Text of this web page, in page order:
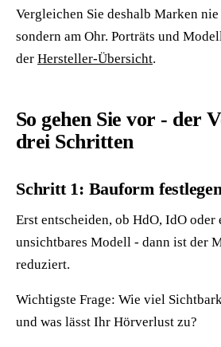
Vergleichen Sie deshalb Marken
sondern am Ohr. Porträts und
der Hersteller-Übersicht.
So gehen Sie vor - der
drei Schritten
Schritt 1: Bauform
Erst entscheiden, ob HdO, IdO oder
unsichtbares Modell - dann ist der
reduziert.
Wichtigste Frage: Wie viel
und was lässt Ihr Hörverlust zu?